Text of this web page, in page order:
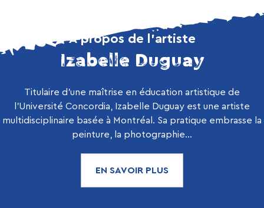
À propos de l’artiste
Izabelle Duguay
Titulaire d’une maîtrise en éducation artistique de
l’Université Concordia, Izabelle Duguay est une artiste
multidisciplinaire basée à Montréal. Sa pratique embrasse la
peinture, la photographie...
EN SAVOIR PLUS